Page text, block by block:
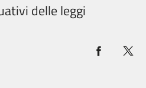
delle leggi